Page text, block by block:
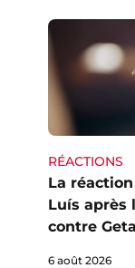
RÉACTIONS
La
Luís après
contre
6 août 2026